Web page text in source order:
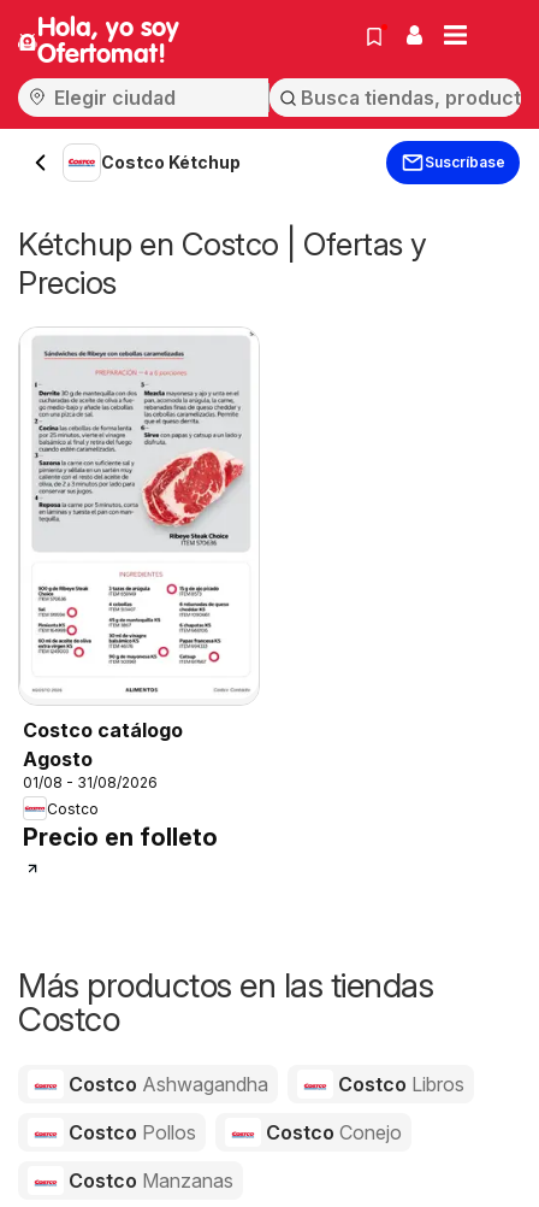
Hola, yo soy
Ofertomat!
Costco Kétchup Suscríbase
Kétchup en Costco | Ofertas y
Precios
Costco catálogo
Agosto
01/08 - 31/08/2026
Costco
Precio en folleto
Más productos en las tiendas
Costco
Costco Ashwagandha Costco Libros
Costco Pollos Costco Conejo
Costco Manzanas